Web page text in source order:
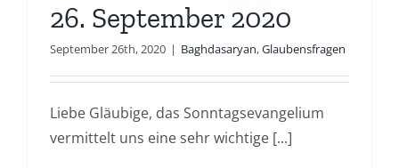
26. September 2020
September 26th, 2020 | Baghdasaryan,Glaubensfragen
Liebe Gläubige, das Sonntagsevangelium
vermittelt uns eine sehr wichtige [...]